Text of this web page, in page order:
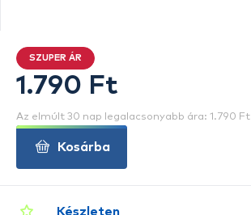
Készleten
SZUPER ÁR
1.790 Ft
Az elmúlt 30 nap legalacsonyabb ára: 1.790 Ft
Kosárba